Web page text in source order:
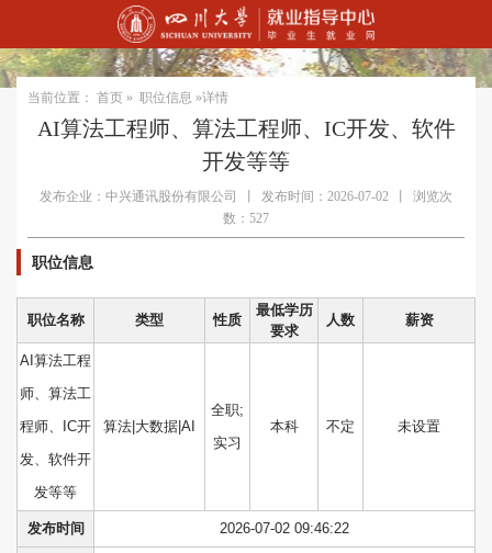
当前位置： 首页 » 职位信息 »详情
AI算法工程师、算法工程师、IC开发、软件
开发等等
发布企业：中兴通讯股份有限公司 发布时间：2026-07-02
浏览次
数：527
职位信息
职位名称 类型 性质
最低学历
要求
人数 薪资
AI算法工程
师、算法工
程师、IC开
发、软件开
发等等
算法|大数据|AI
全职;
实习
本科 不定 未设置
发布时间 2026-07-02 09:46:22